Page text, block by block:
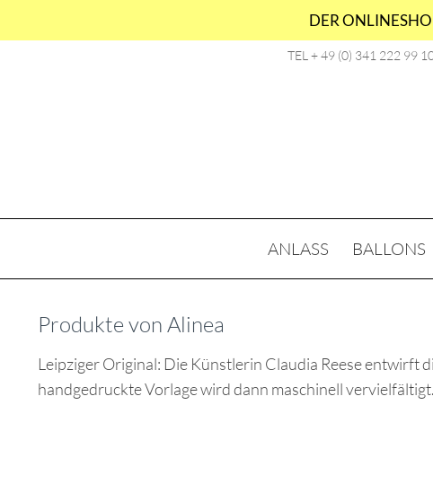
DER
TEL + 49 (0) 341 222 99
ANLASS BALLONS
Produkte von Alinea
Leipziger Original: Die Künstlerin Claudia Reese entwirft
handgedruckte Vorlage wird dann maschinell vervielfältigt.